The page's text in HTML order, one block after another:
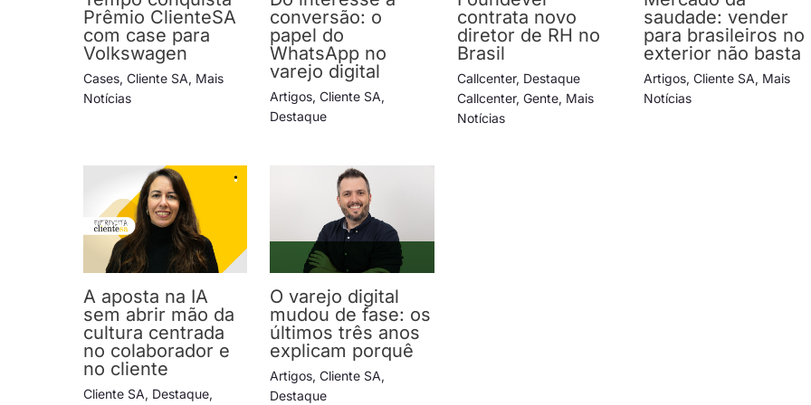
Prêmio ClienteSA
com case para
Volkswagen
Cases, Cliente SA, Mais
Notícias
conversão: o
papel do
WhatsApp no
varejo digital
Artigos,Cliente SA,
Destaque
contrata novo
diretor de RH no
Brasil
Callcenter, Destaque
Callcenter, Gente, Mais
Notícias
saudade: vender
para brasileiros no
exterior não basta
Artigos,Cliente SA, Mais
Notícias
A aposta na IA
sem abrir mão da
cultura centrada
no colaborador e
no cliente
Cliente SA, Destaque,
O varejo digital
mudou de fase: os
últimos três anos
explicam porquê
Artigos,Cliente SA,
Destaque